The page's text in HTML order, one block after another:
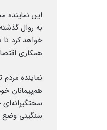
این نماینده
به روال
خواهد کرد
همکاری
نماینده
هم‌پیمانان
سنگینی وضع